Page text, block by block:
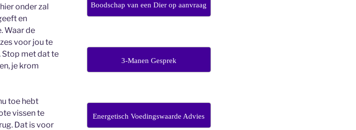
onder zal
en
Waar de
voor jou te
Stop met dat te
je krom
toe hebt
vissen te
Dat is voor
Boodschap van een Dier op aanvraag
3-Manen Gesprek
Energetisch Voedingswaarde Advies